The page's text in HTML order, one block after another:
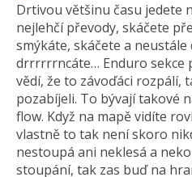
Drtivou většinu času jedete
nejlehčí převody, skáčete
smýkáte, skáčete a
drrrrrrncáte… Enduro sekce
vědí, že to závoďáci rozpálí,
pozabíjeli. To bývají takové
flow. Když na mapě vidíte
vlastně to tak není skoro
nestoupá ani neklesá a
stoupání, tak zas buď na